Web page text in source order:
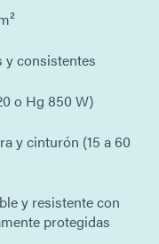
y consistentes
o Hg 850 W)
y cinturón (15 a 60
y resistente con
protegidas